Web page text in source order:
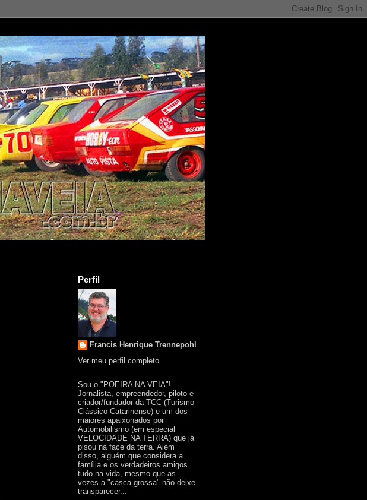
Perfil
Francis Henrique Trennepohl
Ver meu perfil completo
Sou o "POEIRA NA VEIA"!
Jornalista, empreendedor, piloto e
criador/fundador da TCC (Turismo
Clássico Catarinense) e um dos
maiores apaixonados por
Automobilismo (em especial
VELOCIDADE NA TERRA) que já
pisou na face da terra. Além
disso, alguém que considera a
família e os verdadeiros amigos
tudo na vida, mesmo que as
vezes a "casca grossa" não deixe
transparecer...